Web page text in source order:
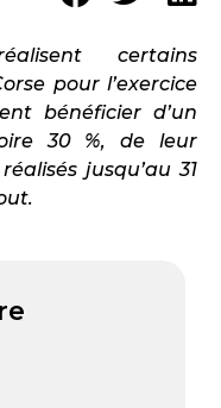
certains
pour l’exercice
bénéficier d’un
30 %, de leur
jusqu’au 31